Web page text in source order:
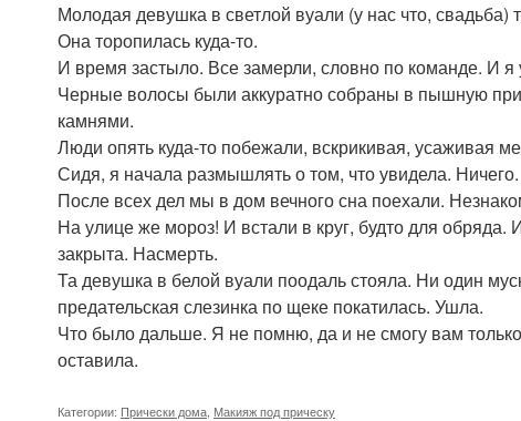
Молодая девушка в светлой вуали (у нас что,
Она торопилась куда-то.
И время застыло. Все замерли, словно по команде. И
Черные волосы были аккуратно собраны в пышную
камнями.
Люди опять куда-то побежали, вскрикивая, усаживая
Сидя, я начала размышлять о том, что увидела.
После всех дел мы в дом вечного сна поехали.
На улице же мороз! И встали в круг, будто для
закрыта. Насмерть.
Та девушка в белой вуали поодаль стояла. Ни один
предательская слезинка по щеке покатилась. Ушла.
Что было дальше. Я не помню, да и не смогу вам
оставила.
Категории: Прически дома Макияж под прическу